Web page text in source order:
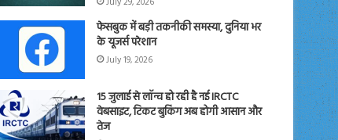
फेसबुक में बड़ी तकनीकी समस्या, दुनिया भर
के यूजर्स परेशान
July 19, 2026
15 जुलाई से लॉन्च हो रही है नई IRCTC
वेबसाइट, टिकट बुकिंग अब होगी आसान और
तेज